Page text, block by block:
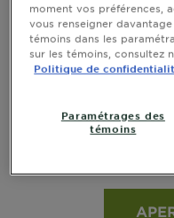
Hair Filler
moment vos préférences,
vous renseigner
témoins dans les
sur les témoins, consultez
Politique de
Paramétrages des
témoins